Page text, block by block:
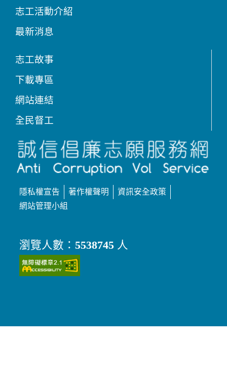
志工活動介紹
最新消息
志工故事
下載專區
網站連結
全民督工
隱私權宣告 著作權聲明
資訊安全政策
網站管理小組
瀏覽人數： 5538745 人